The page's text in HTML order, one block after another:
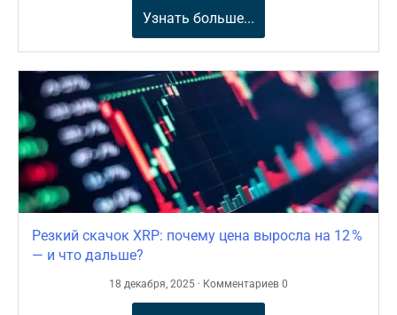
Узнать больше...
Резкий скачок XRP: почему цена выросла на 12 %
— и что дальше?
18 декабря, 2025 · Комментариев 0